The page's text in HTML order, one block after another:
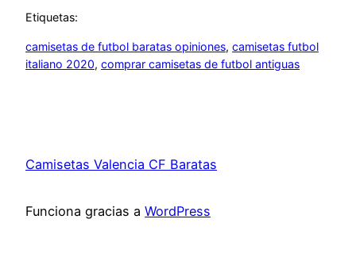
Etiquetas:
camisetas de futbol baratas opiniones, camisetas futbol
italiano 2020, comprar camisetas de futbol antiguas
Camisetas Valencia CF Baratas
Funciona gracias a WordPress